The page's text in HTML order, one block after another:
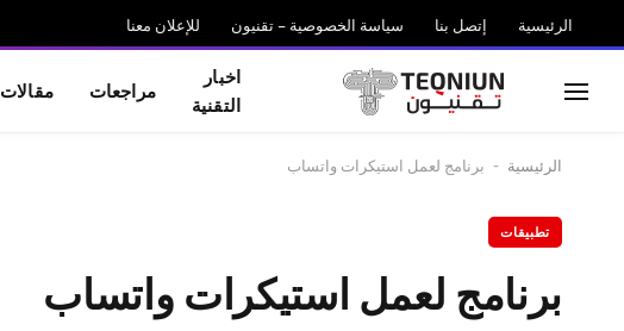
الرئيسية إتصل بنا سياسة الخصوصية – تقنيون للإعلان معنا
اخبار
التقنية
مراجعات مقالات
الرئيسية - برنامج لعمل استيكرات واتساب
تطبيقات
برنامج لعمل استيكرات واتساب